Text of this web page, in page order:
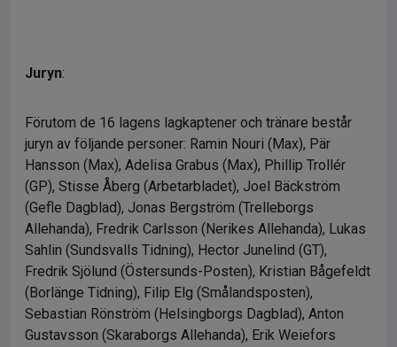
Juryn:
Förutom de 16 lagens lagkaptener och tränare består
juryn av följande personer: Ramin Nouri (Max), Pär
Hansson (Max), Adelisa Grabus (Max), Phillip Trollér
(GP), Stisse Åberg (Arbetarbladet), Joel Bäckström
(Gefle Dagblad), Jonas Bergström (Trelleborgs
Allehanda), Fredrik Carlsson (Nerikes Allehanda), Lukas
Sahlin (Sundsvalls Tidning), Hector Junelind (GT),
Fredrik Sjölund (Östersunds-Posten), Kristian Bågefeldt
(Borlänge Tidning), Filip Elg (Smålandsposten),
Sebastian Rönström (Helsingborgs Dagblad), Anton
Gustavsson (Skaraborgs Allehanda), Erik Weiefors